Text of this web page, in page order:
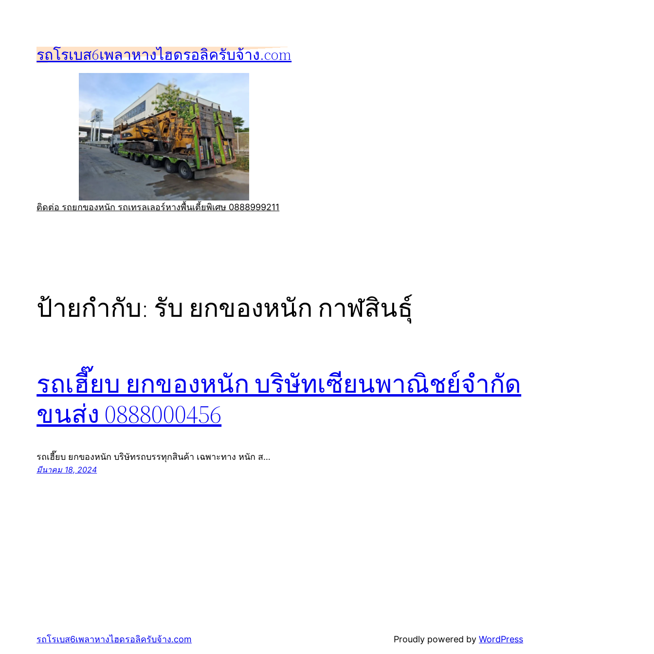
รถโรเบส6เพลาหางไฮดรอลิครับจ้าง.com
ติดต่อ รถยกของหนัก รถเทรลเลอร์หางพื้นเตี้ยพิเศษ 0888999211
ป้ายกำกับ: รับ ยกของหนัก กาฬสินธุ์
รถเฮี๊ยบ ยกของหนัก บริษัทเซียนพาณิชย์จำกัด
ขนส่ง 0888000456
รถเฮี๊ยบ ยกของหนัก บริษัทรถบรรทุกสินค้า เฉพาะทาง หนัก ส…
มีนาคม 18, 2024
รถโรเบส6เพลาหางไฮดรอลิครับจ้าง.com Proudly powered byWordPress